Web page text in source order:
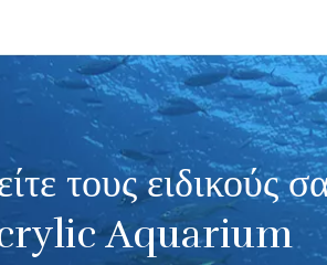
τους ειδικούς
Aquarium